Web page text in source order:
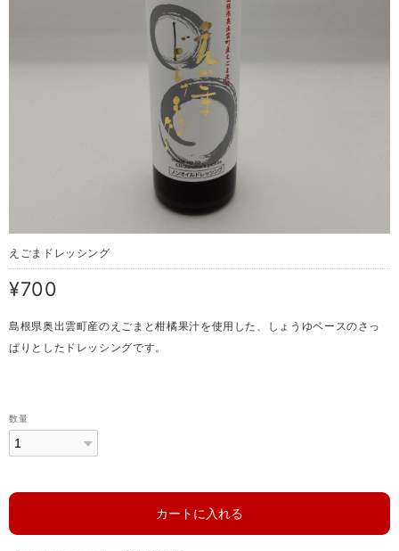
えごまドレッシング
¥700
島根県奥出雲町産のえごまと柑橘果汁を使用した、しょうゆベースのさっ
ぱりとしたドレッシングです。
数量
カートに入れる